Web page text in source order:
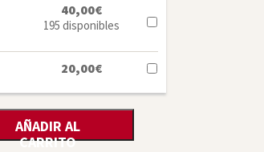
40,00€
195 disponibles
20,00€
AÑADIR AL
CARRITO